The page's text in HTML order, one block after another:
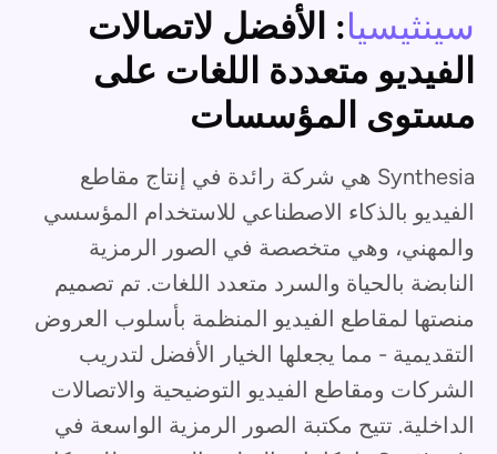
سينثيسيا: الأفضل لاتصالات
الفيديو متعددة اللغات على
مستوى المؤسسات
Synthesia هي شركة رائدة في إنتاج مقاطع
الفيديو بالذكاء الاصطناعي للاستخدام المؤسسي
والمهني، وهي متخصصة في الصور الرمزية
النابضة بالحياة والسرد متعدد اللغات. تم تصميم
منصتها لمقاطع الفيديو المنظمة بأسلوب العروض
التقديمية - مما يجعلها الخيار الأفضل لتدريب
الشركات ومقاطع الفيديو التوضيحية والاتصالات
الداخلية. تتيح مكتبة الصور الرمزية الواسعة في